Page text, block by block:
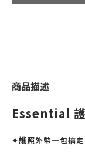
商品描述
Essential
✦護照外幣一包搞